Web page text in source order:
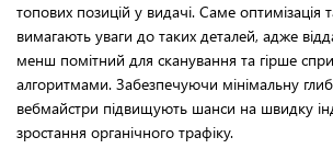
топових позицій у видачі. Саме оптимізація
вимагають уваги до таких деталей, адже
менш помітний для сканування та гірше
алгоритмами. Забезпечуючи мінімальну
вебмайстри підвищують шанси на швидку
зростання органічного трафіку.